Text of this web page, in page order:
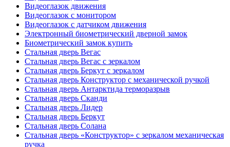
Видеоглазок движения
Видеоглазок с монитором
Видеоглазок с датчиком движения
Электронный биометрический дверной замок
Биометрический замок купить
Стальная дверь Вегас
Стальная дверь Вегас с зеркалом
Стальная дверь Беркут с зеркалом
Стальная дверь Конструктор с механической ручкой
Стальная дверь Антарктида терморазрыв
Стальная дверь Сканди
Стальная дверь Лидер
Стальная дверь Беркут
Стальная дверь Солана
Стальная дверь «Конструктор» с зеркалом механическая
ручка